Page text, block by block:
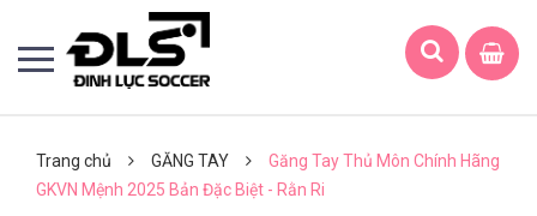
Trang chủ GĂNG TAY
Găng Tay Thủ Môn Chính Hãng
GKVN Mệnh 2025 Bản Đặc Biệt - Rằn Ri